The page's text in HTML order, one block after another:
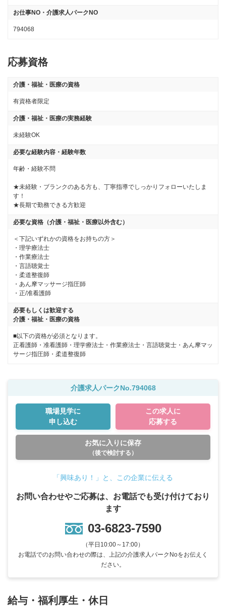
お仕事NO・介護求人パークNO
794068
応募資格
介護・福祉・医療の資格
有資格者限定
介護・福祉・医療の実務経験
未経験OK
必要な経験内容・経験年数
年齢・経験不問
★未経験・ブランクのある方も、丁寧指導でしっかりフォローいたしま
す！
★長期で勤務できる方歓迎
必要な資格（介護・福祉・医療以外含む）
＜下記いずれかの資格をお持ちの方＞
・理学療法士
・作業療法士
・言語聴覚士
・柔道整復師
・あん摩マッサージ指圧師
・正/准看護師
必要もしくは歓迎する
介護・福祉・医療の資格
■以下の資格が必須となります。
正看護師・准看護師・理学療法士・作業療法士・言語聴覚士・あん摩マッ
サージ指圧師・柔道整復師
介護求人パークNo.794068
職場見学に
申し込む
この求人に
応募する
お気に入りに保存
（後で検討する）
「興味あり！」と、この企業に伝える
お問い合わせやご応募は、お電話でも受け付けており
ます
03-6823-7590
（平日10:00～17:00）
お電話でのお問い合わせの際は、上記の介護求人パークNoをお伝えく
ださい。
給与・福利厚生・休日